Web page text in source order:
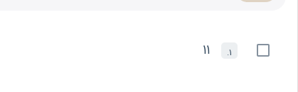
1.
11